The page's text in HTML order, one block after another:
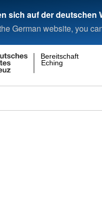
sich auf der deutschen
German website, you
Eching
Bereitschaft